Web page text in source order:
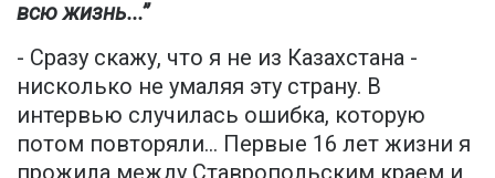
всю жизнь...”
- Сразу скажу, что я не из Казахстана -
нисколько не умаляя эту страну. В
интервью случилась ошибка, которую
потом повторяли... Первые 16 лет жизни я
прожила между Ставропольским краем и